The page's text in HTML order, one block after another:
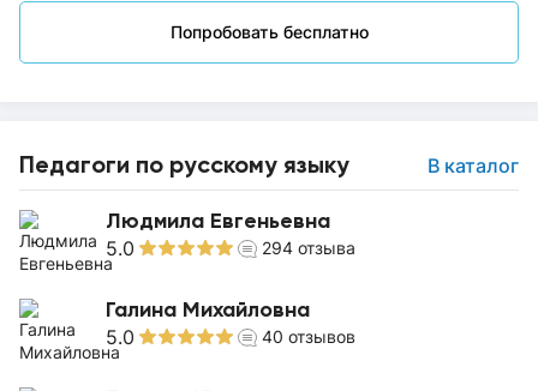
Попробовать бесплатно
Педагоги по русскому языку В каталог
Людмила Евгеньевна
5.0 294 отзыва
Галина Михайловна
5.0 40 отзывов